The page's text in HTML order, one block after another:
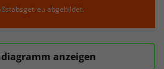
abgebildet.
anzeigen